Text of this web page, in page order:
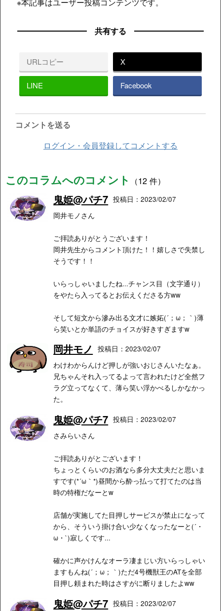
※本記事はユーザー投稿コンテンツです。
共有する
URLコピー X
LINE Facebook
コメントを送る
ログイン・会員登録してコメントする
このコラムへのコメント （12 件）
鬼姫@パチ7 投稿日：2023/02/07
岡井モノさん
ご拝読ありがとうございます！
岡井先生からコメント頂けた！！嬉しさで失禁し
そうです！！
いらっしゃいましたね...チャンス目（文字通り）
をやたら入ってるとお伝えくださる方ww
そして短文から滲み出る文才に嫉妬(´；ω；｀)薄
ら笑いとか単語のチョイスが好きすぎますw
岡井モノ
投稿日：2023/02/07
わけわからんけど押しが強いおじさんいたなぁ。
兄ちゃんそれ入ってるよって言われたけど全然フ
ラグ立ってなくて、薄ら笑い浮かべるしかなかっ
た。
鬼姫@パチ7 投稿日：2023/02/07
さみらいさん
ご拝読ありがとございます！
ちょっとくらいのお酒なら多分大丈夫だと思いま
すです(*´ω｀*)昼間から酔っ払って打てたのは当
時の特権だなーとw
店舗が実施してた目押しサービスが禁止になって
から、そういう掛け合い少なくなったなーと(´・
ω・`)寂しくです...
確かに声かけんなオーラ凄まじい方いらっしゃい
ますもんね(´；ω；｀)ただ4号機獣王のATを全部
目押し頼まれた時はさすがに断りましたよww
鬼姫@パチ7 投稿日：2023/02/07